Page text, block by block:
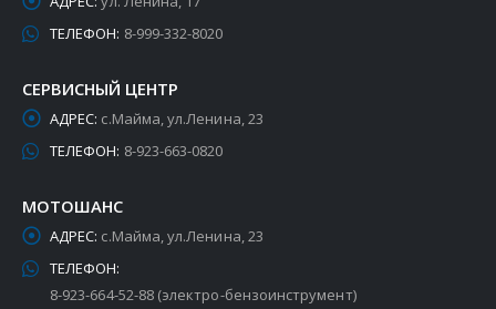
ТЕЛЕФОН: 8-999-332-8020
СЕРВИСНЫЙ ЦЕНТР
АДРЕС: с.Майма, ул.Ленина, 23
ТЕЛЕФОН: 8-923-663-0820
МОТОШАНС
АДРЕС: с.Майма, ул.Ленина, 23
ТЕЛЕФОН:
8-923-664-52-88 (электро-бензоинструмент)